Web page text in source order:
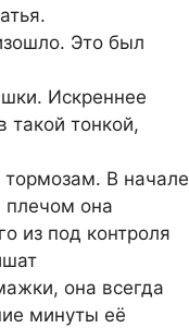
Это был
Искреннее
такой тонкой,
тормозам. В начале
плечом она
из под контроля
она всегда
минуты её